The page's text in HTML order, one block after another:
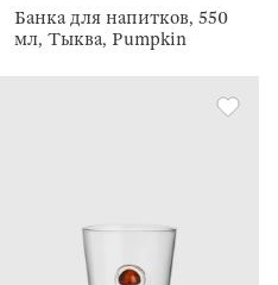
Банка для напитков, 550
мл, Тыква, Pumpkin